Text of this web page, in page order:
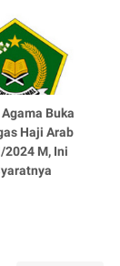
Buka
Haji Arab
2024 M, Ini